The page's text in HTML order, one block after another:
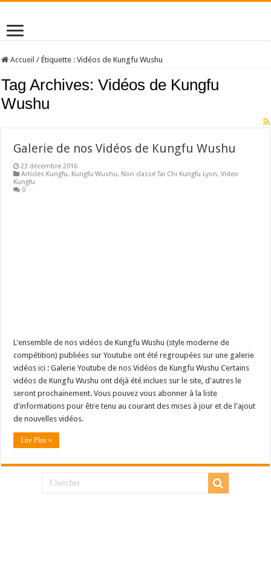
Accueil / Étiquette :Vidéos de Kungfu Wushu
Tag Archives:Vidéos de Kungfu
Wushu
Galerie de nos Vidéos de Kungfu Wushu
23 décembre 2016
Articles Kungfu, Kungfu Wushu, Non classé Tai Chi Kungfu Lyon,Video
Kungfu
0
L'ensemble de nos vidéos de Kungfu Wushu (style moderne de
compétition) publiées sur Youtube ont été regroupées sur une galerie
vidéos ici : Galerie Youtube de nos Vidéos de Kungfu Wushu Certains
vidéos de Kungfu Wushu ont déjà été inclues sur le site, d'autres le
seront prochainement. Vous pouvez vous abonner à la liste
d'informations pour être tenu au courant des mises à jour et de l'ajout
de nouvelles vidéos.
Lire Plus »